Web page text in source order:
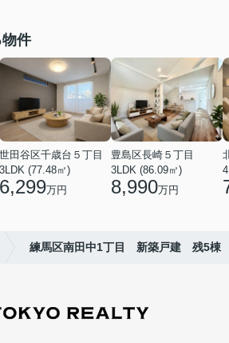
件
世田谷区千歳台５丁目
3LDK (77.48㎡)
6,299万円
豊島区長崎５丁目
3LDK (86.09㎡)
8,990万円
練馬区南田中1丁目 新築戸建 残5棟